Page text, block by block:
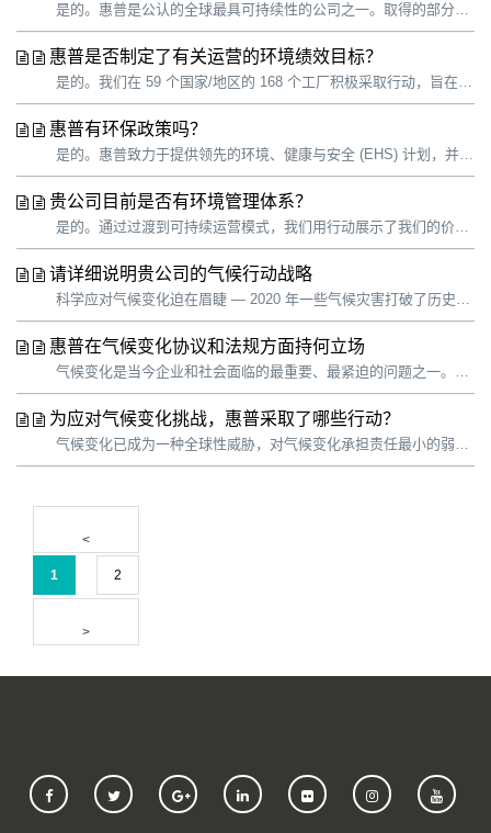
是的。惠普是公认的全球最具可持续性的公司之一。取得的部分荣誉： 2020 年 CDP 排名排名 —— 全球唯一一家在 CDP 气候、森林和水资源保护方面获得 3A 评级并入围供应商参与度排行榜的科技公司。 全球 100 强 —— 连续 6 年入选“全球最具可持续性百强企业”榜单。 能源之星 —— 连续第...
惠普是否制定了有关运营的环境绩效目标？
是的。我们在 59 个国家/地区的 168 个工厂积极采取行动，旨在减少温室气体 (GHG) 排放、能源和水消耗以及废弃物的产生。通过过渡到可持续运营模式，我们用行动展示了我们的价值观，并为员工、客户、供应商、访客和其他人员提供了行业领先的实践。 惠普支持联合国可持续发展目标 (SDG)，并一如既往地致力于推...
惠普有环保政策吗？
是的。惠普致力于提供领先的环境、健康与安全 (EHS) 计划，并不断改进员工的人身安全保障。我们深知，我们的业务依赖并影响着环境，包括资源消耗、大气排放和水排放。我们始终致力于以负责任的方式开展业务，尽量减少运营对人类健康和环境的影响，同时提供可以在整个生命周期内实现安全、环保的产品和服务。为了兑现承诺，我们将...
贵公司目前是否有环境管理体系？
是的。通过过渡到可持续运营模式，我们用行动展示了我们的价值观，并为员工、客户、供应商、访客和其他人员提供了行业领先的实践。 我们的环境、健康与安全 (EHS) 政策和 EHS 管理系统（适用于所有惠普员工和承包商以及所有运营地点）可帮助我们管理对环境的影响，改善员工安全状况，核实我们对目标的实现进度以及对内部...
请详细说明贵公司的气候行动战略
科学应对气候变化迫在眉睫 — 2020 年一些气候灾害打破了历史记录，包括野火、季风和飓风。气候变化将影响所有企业和地区，其中低收入和有色人种群体受影响比较显著。要想减轻气候危机，保护自然环境和人类社区，我们必须改变我们制造、交付和使用产品的方式。 2021 年 4 月，我们制定了新的目标，确立了应对气候变化...
惠普在气候变化协议和法规方面持何立场
气候变化是当今企业和社会面临的最重要、最紧迫的问题之一。科学证据明确表明，气候变化影响非常严重，我们必须行动起来。惠普认为采取气候行动不仅是我们的责任，而且关系着企业的长远发展。惠普正在努力提高业务弹性，不断开拓创新以减轻气候变化的影响，并适应不断演变的全球业务和监管环境。我们认识到，客户和投资者都希望我们尽力...
为应对气候变化挑战，惠普采取了哪些行动？
气候变化已成为一种全球性威胁，对气候变化承担责任最小的弱势群体感受最为明显。科学应对气候变化迫在眉睫。我们整个社会在这个关键十年做出的决定将影响我们在整个 21 世纪以及未来的发展轨迹。 企业的作用是必不可少的。惠普不断进行自我革新，发展更高效的零碳循环经济，以解决气候变化带来的紧迫问题，这是惠普可持续发展战...
1 2